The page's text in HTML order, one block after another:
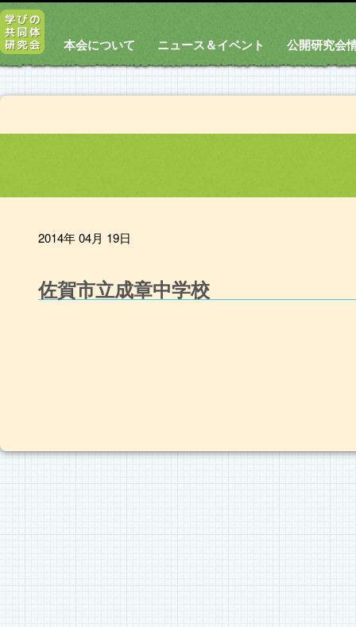
本会について ニュース＆イベント 公開研究会
2014年 04月 19日
佐賀市立成章中学校